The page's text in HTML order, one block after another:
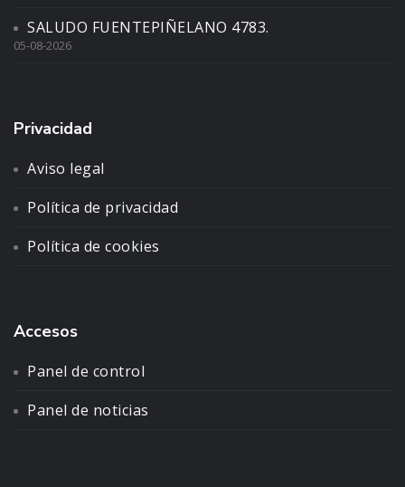
SALUDO FUENTEPIÑELANO 4783.
05-08-2026
Privacidad
Aviso legal
Política de privacidad
Política de cookies
Accesos
Panel de control
Panel de noticias